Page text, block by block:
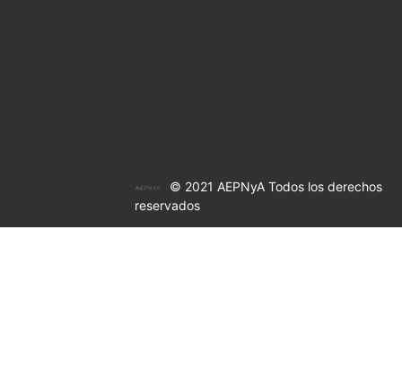
© 2021 AEPNyA Todos los derechos
reservados